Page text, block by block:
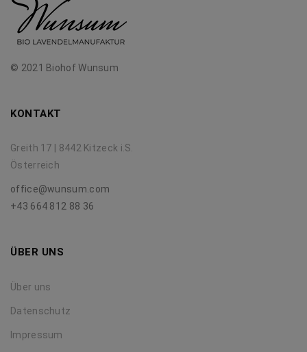
© 2021 Biohof Wunsum
KONTAKT
Greith 17 | 8442 Kitzeck i.S.
Österreich
office@wunsum.com
+43 664 812 88 36
ÜBER UNS
Über uns
Datenschutz
Impressum